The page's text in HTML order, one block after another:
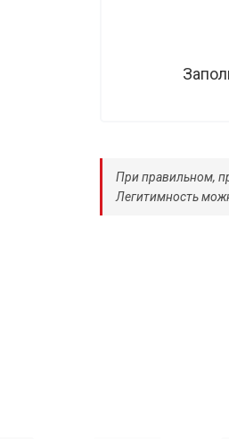
При правильном,
Легитимность